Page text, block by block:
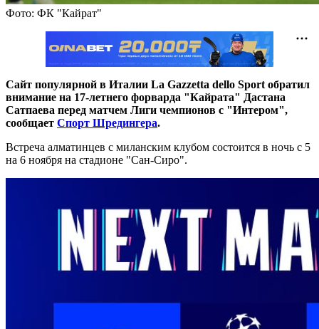
Фото: ФК "Кайрат"
Сайт популярной в Италии La Gazzetta dello Sport обратил
внимание на 17-летнего форварда "Кайрата" Дастана
Сатпаева перед матчем Лиги чемпионов с "Интером",
сообщает Спорт Шредингера.
Встреча алматинцев с миланским клубом состоится в ночь с 5
на 6 ноября на стадионе "Сан-Сиро".